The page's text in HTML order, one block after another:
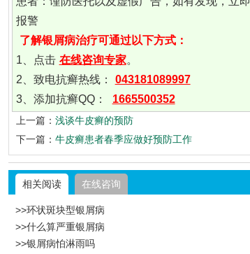
报警
了解银屑病治疗可通过以下方式：
1、点击 在线咨询专家。
2、致电抗癣热线：
043181089997
3、添加抗癣QQ：
1665500352
上一篇： 浅谈牛皮癣的预防
下一篇： 牛皮癣患者春季应做好预防工作
相关阅读 在线咨询
>>环状斑块型银屑病
>>什么算严重银屑病
>>银屑病怕淋雨吗